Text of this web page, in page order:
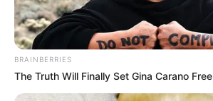
BRAINBERRIES
The Truth Will Finally Set Gina Carano Free